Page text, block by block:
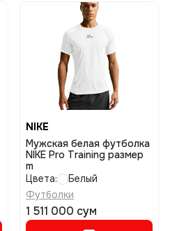
NIKE
Мужская белая футболка
NIKE Pro Training размер
m
Цвета:
Белый
Футболки
1 511 000 сум